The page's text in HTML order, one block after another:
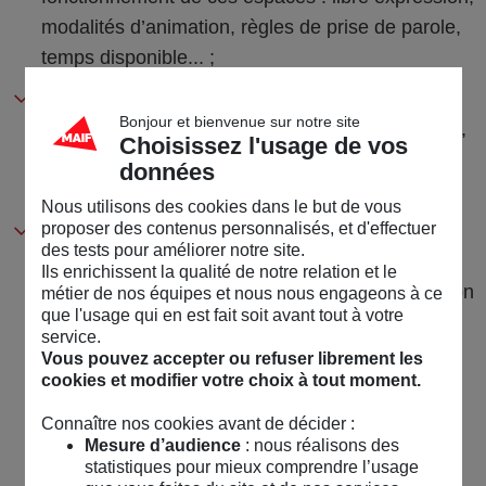
modalités d’animation, règles de prise de parole,
temps disponible... ;
une feuille de route qui définit les objectifs précis,
et que chacun peut amender en proposant des
S’appuyer sur la prévention primaire des
risques physiques et psychosociaux
(répertoriés dans le document unique d’évaluation
des risques - DUERP) et sur les données déjà
disponibles pour identifier les sujets à traiter ou
les expérimentations à mener (actions réalisées
ou prévues, échanges en CSE , diagnostics,
remontées du terrain, mise en place d'un
questionnaire...) ;
Bonjour et bienvenue sur notre site
Choisissez l'usage de vos
données
Nous utilisons des cookies dans le but de vous
proposer des contenus personnalisés, et d'effectuer
des tests pour améliorer notre site.
Ils enrichissent la qualité de notre relation et le
métier de nos équipes et nous nous engageons à ce
que l'usage qui en est fait soit avant tout à votre
service.
Vous pouvez accepter ou refuser librement les
cookies et modifier votre choix à tout moment.
Connaître nos cookies avant de décider :
Mesure d’audience: nous réalisons des
statistiques pour mieux comprendre l’usage